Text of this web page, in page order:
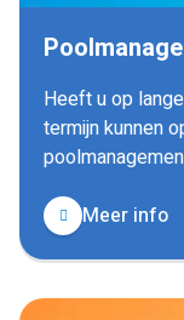
Heeft u op
termijn kunnen
Meer info